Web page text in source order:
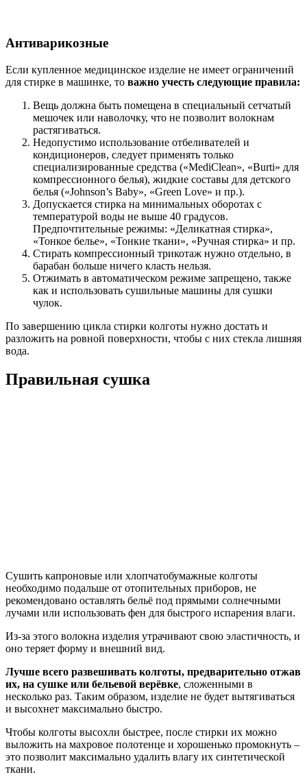
Антиварикозные
Если купленное медицинское изделие не имеет ограничений
для стирке в машинке, то важно учесть следующие правила:
Вещь должна быть помещена в специальный сетчатый
мешочек или наволочку, что не позволит волокнам
растягиваться.
Недопустимо использование отбеливателей и
кондиционеров, следует применять только
специализированные средства («MediClean», «Burti» для
компрессионного белья), жидкие составы для детского
белья («Johnson’s Baby», «Green Love» и пр.).
Допускается стирка на минимальных оборотах с
температурой воды не выше 40 градусов.
Предпочтительные режимы: «Деликатная стирка»,
«Тонкое белье», «Тонкие ткани», «Ручная стирка» и пр.
Стирать компрессионный трикотаж нужно отдельно, в
барабан больше ничего класть нельзя.
Отжимать в автоматическом режиме запрещено, также
как и использовать сушильные машины для сушки
чулок.
По завершению цикла стирки колготы нужно достать и
разложить на ровной поверхности, чтобы с них стекла лишняя
вода.
Правильная сушка
Сушить капроновые или хлопчатобумажные колготы
необходимо подальше от отопительных приборов, не
рекомендовано оставлять бельё под прямыми солнечными
лучами или использовать фен для быстрого испарения влаги.
Из-за этого волокна изделия утрачивают свою эластичность, и
оно теряет форму и внешний вид.
Лучше всего развешивать колготы, предварительно отжав
их, на сушке или бельевой верёвке, сложенными в
несколько раз. Таким образом, изделие не будет вытягиваться
и высохнет максимально быстро.
Чтобы колготы высохли быстрее, после стирки их можно
выложить на махровое полотенце и хорошенько промокнуть –
это позволит максимально удалить влагу их синтетической
ткани.